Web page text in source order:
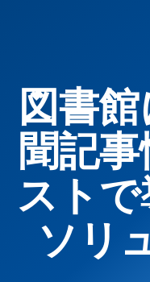
図書
聞記
スト
ソリ